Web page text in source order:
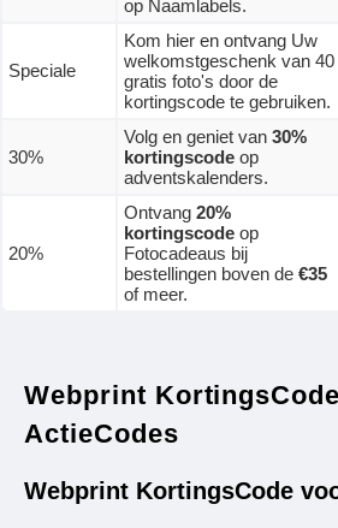
op Naamlabels.
Speciale
Kom hier en ontvang Uw
welkomstgeschenk van 40
gratis foto's door de
kortingscode te gebruiken.
30%
Volg en geniet van 30%
kortingscode op
adventskalenders.
20%
Ontvang 20%
kortingscode op
Fotocadeaus bij
bestellingen boven de €35
of meer.
Webprint
ActieCodes
Webprint KortingsCode